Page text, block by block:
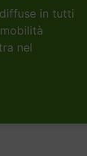
in tutti
nel